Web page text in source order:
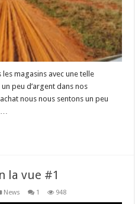
magasins avec une telle
peu d’argent dans nos
nous nous sentons un peu
la vue #1
News 1 948